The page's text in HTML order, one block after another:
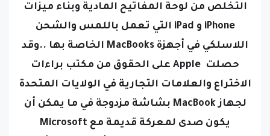
التخلص من لوحة المفاتيح المادية وبناء ميزات
iPhone و iPad التي تعمل باللمس والشحن
اللاسلكي في أجهزة MacBooks الخاصة بها ..وقد
حصلت Apple على الحقوق من مكتب براءات
الاختراع والعلامات التجارية في الولايات المتحدة
لجهاز MacBook بشاشة مزدوجة في ما يمكن أن
يكون صدى لمعركة قديمة مع Microsoft